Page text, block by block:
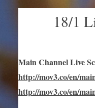
18/1
Main Channel Live
http://mov3.co/en/
http://mov3.co/en/